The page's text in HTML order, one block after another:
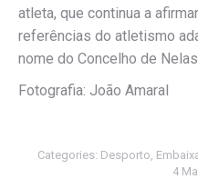
atleta, que continua a
referências do atletismo
nome do Concelho de
Fotografia: João Amaral
Categories: Desporto,
4